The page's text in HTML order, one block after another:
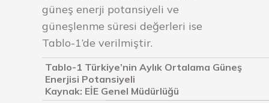
güneş enerji potansiyeli ve
güneşlenme süresi değerleri ise
Tablo-1’de verilmiştir.
Tablo-1 Türkiye’nin Aylık Ortalama Güneş
Enerjisi Potansiyeli
Kaynak: EİE Genel Müdürlüğü